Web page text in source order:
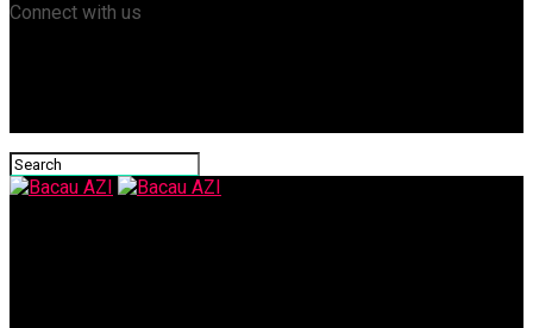
Connect with us